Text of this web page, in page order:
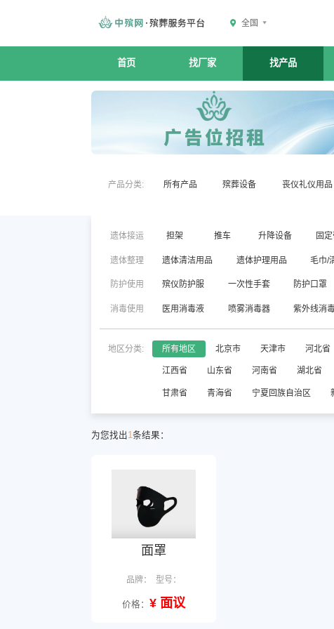
全国
首页 找厂家 找产品
产品分类: 所有产品 殡葬设备 丧仪礼仪用品
遗体接运 担架 推车 升降设备 固
遗体整理 遗体清洁用品 遗体护理用品 毛巾/
防护使用 殡仪防护服 一次性手套 防护口罩
消毒使用 医用消毒液 喷雾消毒器 紫外线消
地区分类: 所有地区 北京市 天津市 河北省
江西省 山东省 河南省 湖北省
甘肃省 青海省 宁夏回族自治区
为您找出1条结果：
面罩
品牌： 型号：
价格： ¥ 面议